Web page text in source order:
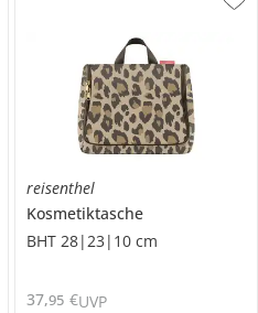
reisenthel
Kosmetiktasche
BHT 28|23|10 cm
37,95 €UVP